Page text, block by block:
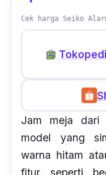
Cek harga Seiko
Jam meja dari
model yang
warna hitam
fitur seperti